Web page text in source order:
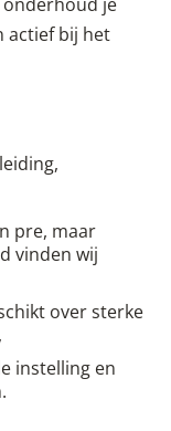
actief bij het
pre, maar
vinden wij
over sterke
instelling en